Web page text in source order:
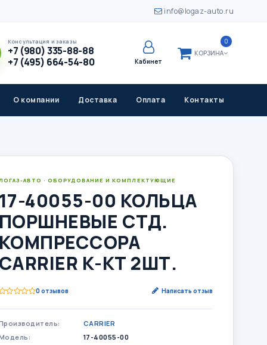
info@logaz-auto.ru
Консультация и заказы
+7 (980) 335-88-88
+7 (495) 664-54-80
Кабинет
КОРЗИНА
0
О компании Доставка Оплата Контакты
АВТО · ОБОРУДОВАНИЕ И КОМПЛЕКТУЮЩИЕ
40055-00 КОЛЬЦА
СТД.
К-КТ 2ШТ.
0 отзывов Написать отзыв
CARRIER
17-40055-00